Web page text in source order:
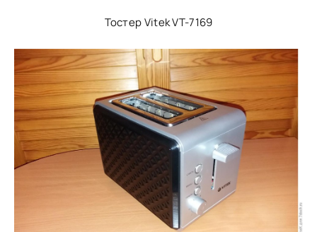
Тостер Vitek VT-7169